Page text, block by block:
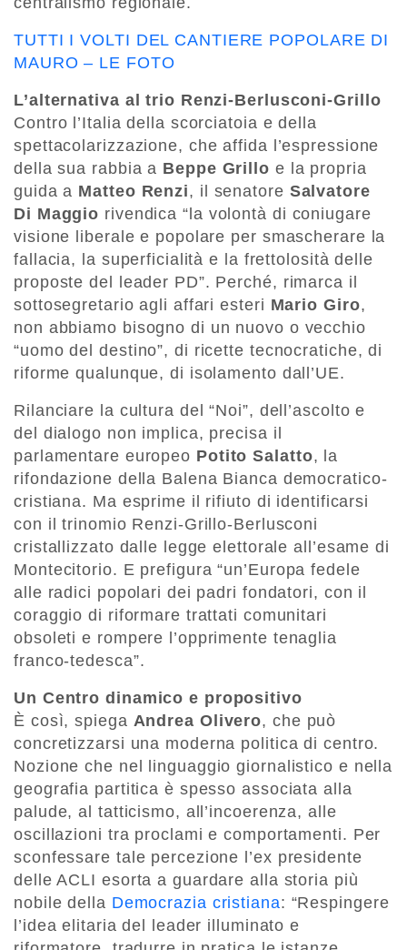
TUTTI I VOLTI DEL CANTIERE POPOLARE DI
MAURO – LE FOTO
L’alternativa al trio Renzi-Berlusconi-Grillo
Contro l’Italia della scorciatoia e della
spettacolarizzazione, che affida l’espressione
della sua rabbia a Beppe Grillo e la propria
guida a Matteo Renzi, il senatore Salvatore
Di Maggio rivendica “la volontà di coniugare
visione liberale e popolare per smascherare la
fallacia, la superficialità e la frettolosità delle
proposte del leader PD”. Perché, rimarca il
sottosegretario agli affari esteri Mario Giro,
non abbiamo bisogno di un nuovo o vecchio
“uomo del destino”, di ricette tecnocratiche, di
riforme qualunque, di isolamento dall’UE.
Rilanciare la cultura del “Noi”, dell’ascolto e
del dialogo non implica, precisa il
parlamentare europeo Potito Salatto, la
rifondazione della Balena Bianca democratico-
cristiana. Ma esprime il rifiuto di identificarsi
con il trinomio Renzi-Grillo-Berlusconi
cristallizzato dalle legge elettorale all’esame di
Montecitorio. E prefigura “un’Europa fedele
alle radici popolari dei padri fondatori, con il
coraggio di riformare trattati comunitari
obsoleti e rompere l’opprimente tenaglia
franco-tedesca”.
Un Centro dinamico e propositivo
È così, spiega Andrea Olivero, che può
concretizzarsi una moderna politica di centro.
Nozione che nel linguaggio giornalistico e nella
geografia partitica è spesso associata alla
palude, al tatticismo, all’incoerenza, alle
oscillazioni tra proclami e comportamenti. Per
sconfessare tale percezione l’ex presidente
delle ACLI esorta a guardare alla storia più
nobile della Democrazia cristiana: “Respingere
l’idea elitaria del leader illuminato e